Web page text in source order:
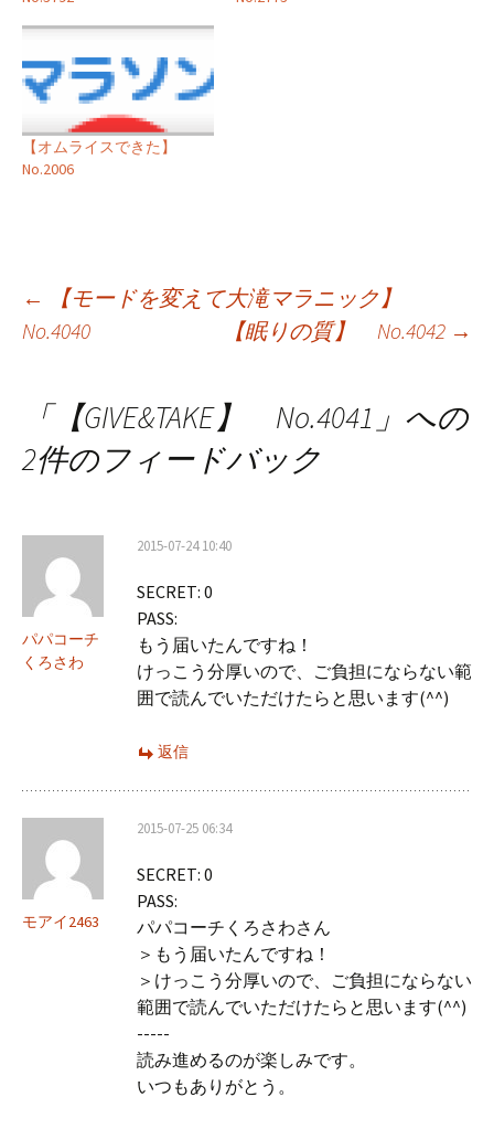
【オムライスできた】
No.2006
投
稿
ゲ
ン
←
【モードを変えて大滝マラニック】
No.4040
【眠りの質】 No.4042 →
「【GIVE&TAKE】 No.4041 」への
2件のフィードバック
パパコーチ
くろさわ
2015-07-24 10:40
SECRET: 0
PASS:
もう届いたんですね！
けっこう分厚いので、ご負担にならない範
囲で読んでいただけたらと思います(^^)
返信
モアイ2463
2015-07-25 06:34
SECRET: 0
PASS:
パパコーチくろさわさん
＞もう届いたんですね！
＞けっこう分厚いので、ご負担にならない
範囲で読んでいただけたらと思います(^^)
-----
読み進めるのが楽しみです。
いつもありがとう。